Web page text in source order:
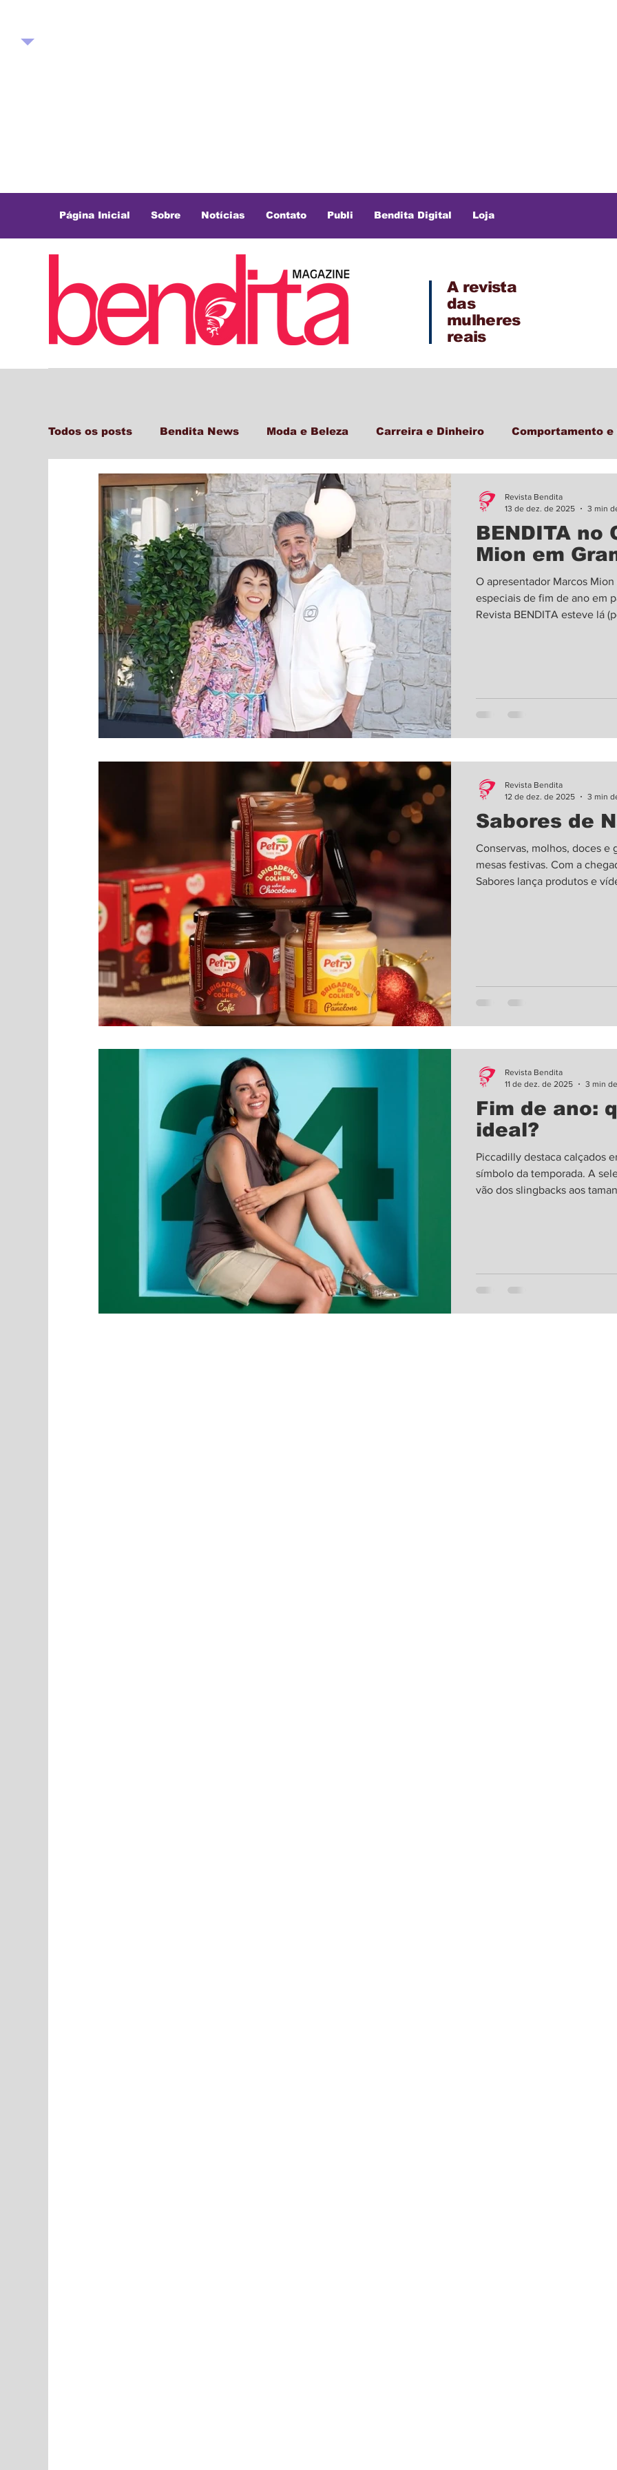
Página Inicial Sobre Notícias Contato Publi Bendita Digital Loja
A revista
das
mulheres
reais
Todos os posts Bendita News Moda e Beleza Carreira e Dinheiro Comportamento e
Decor + Gastro + Turismo
BENDITA no
Mion em
O apresentador Marcos
especiais de fim de ano em
Revista BENDITA esteve lá
gravações do programa
Revista Bendita
13 de dez. de 2025
3 min
Sabores de
Conservas, molhos, doces e
mesas festivas. Com a chegada do Natal e Ano Novo, a Petry
Sabores lança produtos e
Revista Bendita
12 de dez. de 2025
3 min
Fim de ano:
ideal?
Piccadilly destaca calçados
símbolo da temporada. A
vão dos slingbacks aos
próprio Natal, os calçados
Revista Bendita
11 de dez. de 2025
3 min